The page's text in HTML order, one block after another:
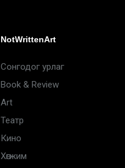
NotWrittenArt
Сонгодог урлаг
Book & Review
Art
Театр
Кино
Хөгжим